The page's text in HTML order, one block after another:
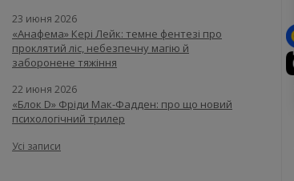
23 июня 2026
«Анафема» Кері Лейк: темне фентезі про
проклятий ліс, небезпечну магію й
заборонене тяжіння
22 июня 2026
«Блок D» Фріди Мак-Фадден: про що новий
психологічний трилер
Усі записи